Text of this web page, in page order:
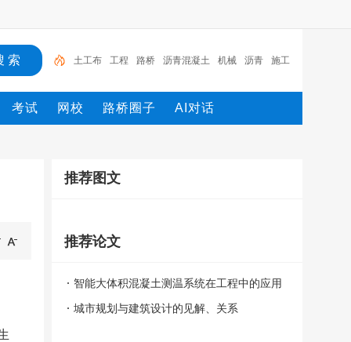
土工布 工程 路桥 沥青混凝土 机械 沥青 施工
路面施工 沥青路面 土工格栅
考试 网校 路桥圈子 AI对话
推荐图文
推荐论文
智能大体积混凝土测温系统在工程中的应用
城市规划与建筑设计的见解、关系